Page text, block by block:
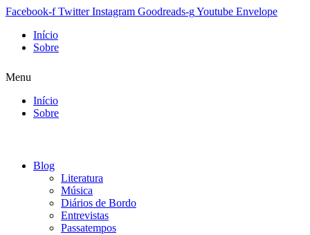
Facebook-f Twitter Instagram Goodreads-gYoutube Envelope
Início
Sobre
Menu
Início
Sobre
Blog
Literatura
Música
Diários de Bordo
Entrevistas
Passatempos